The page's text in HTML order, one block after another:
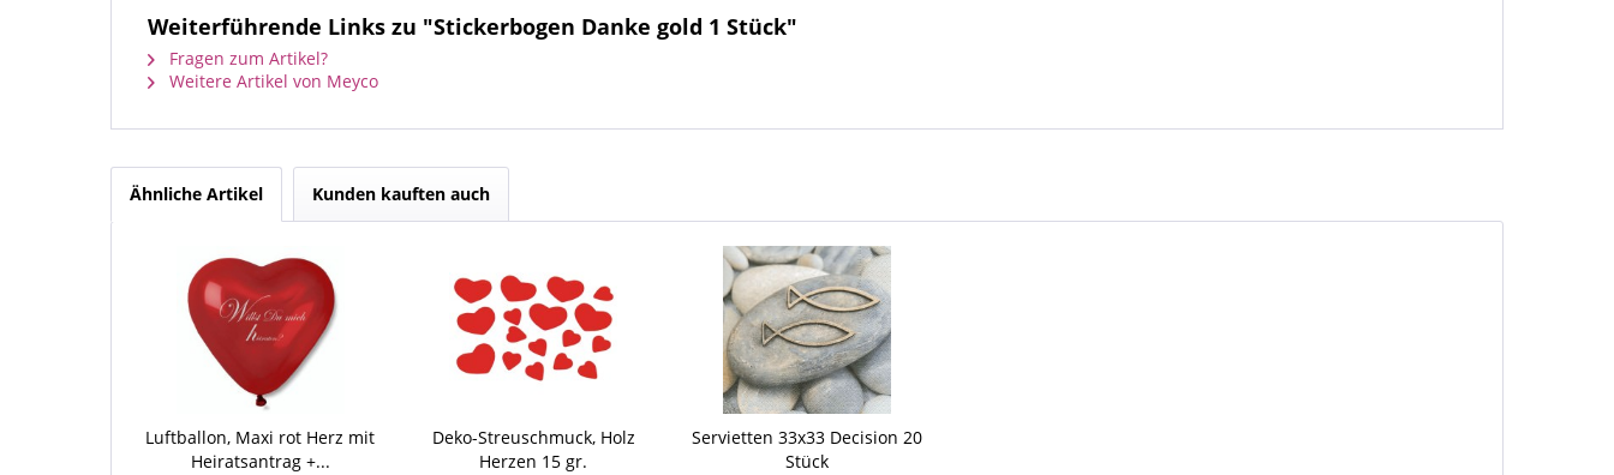
Weiterführende Links zu "Stickerbogen Danke gold 1 Stück"
Fragen zum Artikel?
Weitere Artikel von Meyco
Ähnliche Artikel Kunden kauften auch
Luftballon, Maxi rot Herz mit
Heiratsantrag +...
Deko-Streuschmuck, Holz
Herzen 15 gr.
Servietten 33x33 Decision 20
Stück